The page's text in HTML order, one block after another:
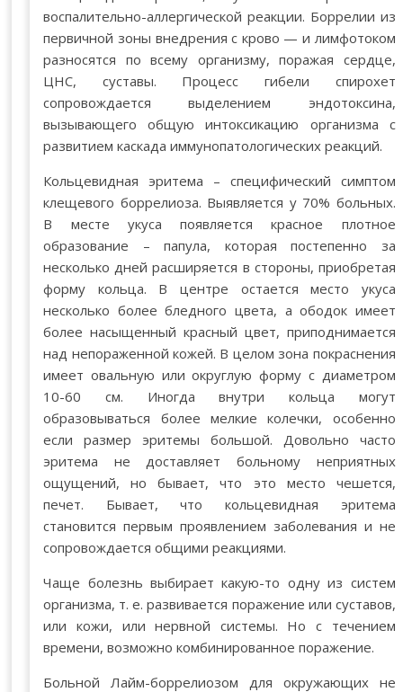
воспалительно-аллергической реакции. Боррелии из
первичной зоны внедрения с крово — и лимфотоком
разносятся по всему организму, поражая сердце,
ЦНС, суставы. Процесс гибели спирохет
сопровождается выделением эндотоксина,
вызывающего общую интоксикацию организма с
развитием каскада иммунопатологических реакций.
Кольцевидная эритема – специфический симптом
клещевого боррелиоза. Выявляется у 70% больных.
В месте укуса появляется красное плотное
образование – папула, которая постепенно за
несколько дней расширяется в стороны, приобретая
форму кольца. В центре остается место укуса
несколько более бледного цвета, а ободок имеет
более насыщенный красный цвет, приподнимается
над непораженной кожей. В целом зона покраснения
имеет овальную или округлую форму с диаметром
10-60 см. Иногда внутри кольца могут
образовываться более мелкие колечки, особенно
если размер эритемы большой. Довольно часто
эритема не доставляет больному неприятных
ощущений, но бывает, что это место чешется,
печет. Бывает, что кольцевидная эритема
становится первым проявлением заболевания и не
сопровождается общими реакциями.
Чаще болезнь выбирает какую-то одну из систем
организма, т. е. развивается поражение или суставов,
или кожи, или нервной системы. Но с течением
времени, возможно комбинированное поражение.
Больной Лайм-боррелиозом для окружающих не